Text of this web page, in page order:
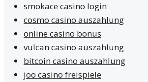
smokace casino login
cosmo casino auszahlung
online casino bonus
vulcan casino auszahlung
bitcoin casino auszahlung
joo casino freispiele